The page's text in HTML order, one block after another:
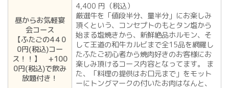
昼からお気軽宴
会コース
【ふたごの4４0
0円(税込)コー
ス！！】 +100
0円(税込)で飲み
放題付き！
4,400 円（税込）
厳選牛を「値段半分、量半分」にお楽しみ
頂くという、コンセプトのもとタン塩から
始まる塩焼きから、新鮮絶品ホルモン、そ
して王道の和牛カルビまで全15品を網羅し
たふたご初心者から焼肉好きのお客様にお
楽しみ頂けるコース内容となってます。 ま
た、「料理の提供はお口元まで」をモット
ーにトングマークの付いたお肉はなんと、